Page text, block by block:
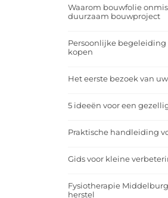
Waarom bouwfolie
duurzaam bouwproject
Persoonlijke
kopen
Het eerste bezoek van
5 ideeën voor een
Praktische handleiding
Gids voor kleine
Fysiotherapie
herstel